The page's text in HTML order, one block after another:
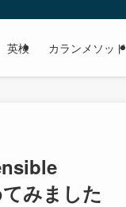
英検 カランメソッド
みました